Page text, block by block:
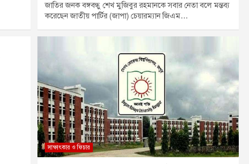
জাতির জনক বঙ্গবন্ধু শেখ মুজিবুর রহমানকে সবার নেতা বলে মন্তব্য
করেছেন জাতীয় পার্টির (জাপা) চেয়ারম্যান জিএম…
সাক্ষাৎকার ও ফিচার